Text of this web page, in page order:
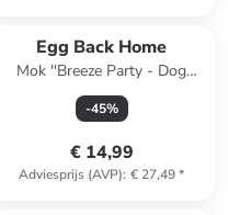
Egg Back Home
Mok ''Breeze Party - Dog
Mom'' groen - 450 ml
-45%
€ 14,99
Adviesprijs (AVP): € 27,49*